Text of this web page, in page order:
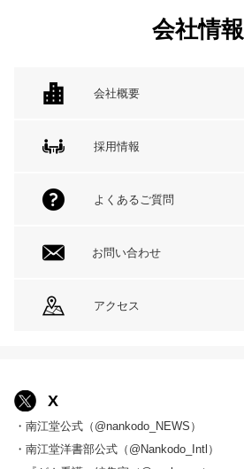
会社情報
会社概要
採用情報
よくあるご質問
お問い合わせ
アクセス
X
・南江堂公式（@nankodo_NEWS）
・南江堂洋書部公式（@Nankodo_Intl）